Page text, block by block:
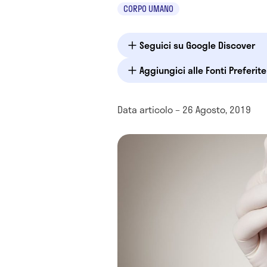
CORPO UMANO
Seguici su Google Discover
Aggiungici alle Fonti
Data articolo – 26 Agosto, 2019